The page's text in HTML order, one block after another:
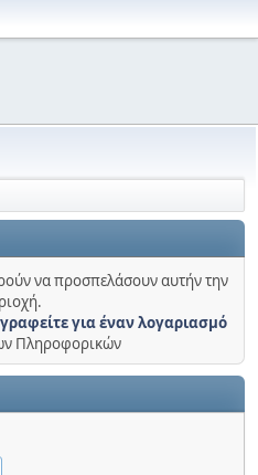
να προσπελάσουν αυτήν την
για έναν λογαριασμό
Πληροφορικών